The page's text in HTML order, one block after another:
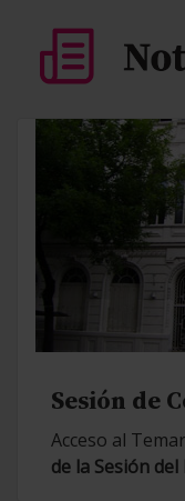
Sesión de
Acceso al
de la Sesión